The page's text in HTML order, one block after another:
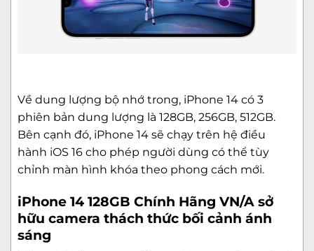
Về dung lượng bộ nhớ trong, iPhone 14 có 3
phiên bản dung lượng là 128GB, 256GB, 512GB.
Bên cạnh đó, iPhone 14 sẽ chạy trên hệ điều
hành iOS 16 cho phép người dùng có thể tùy
chỉnh màn hình khóa theo phong cách mới.
iPhone 14 128GB Chính Hãng VN/A sở
hữu camera thách thức bối cảnh ánh
sáng